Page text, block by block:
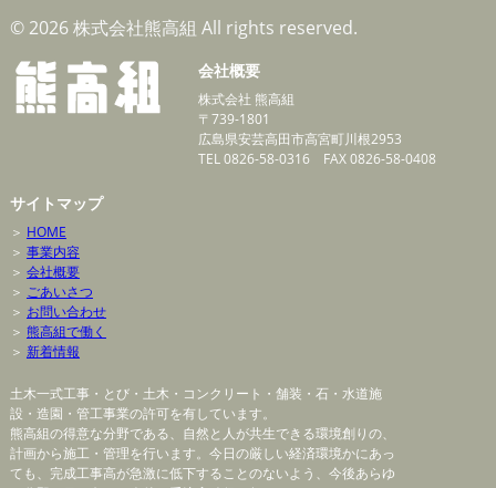
© 2026 株式会社熊高組 All rights reserved.
会社概要
株式会社 熊高組
〒739-1801
広島県安芸高田市高宮町川根2953
TEL 0826-58-0316 FAX 0826-58-0408
サイトマップ
＞ HOME
＞ 事業内容
＞ 会社概要
＞ ごあいさつ
＞ お問い合わせ
＞ 熊高組で働く
＞ 新着情報
土木一式工事・とび・土木・コンクリート・舗装・石・水道施
設・造園・管工事業の許可を有しています。
熊高組の得意な分野である、自然と人が共生できる環境創りの、
計画から施工・管理を行います。今日の厳しい経済環境かにあっ
ても、完成工事高が急激に低下することのないよう、今後あらゆ